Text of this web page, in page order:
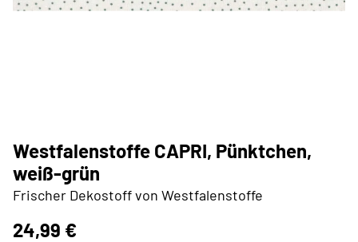
Westfalenstoffe CAPRI, Pünktchen,
weiß-grün
Frischer Dekostoff von Westfalenstoffe
24,99 €